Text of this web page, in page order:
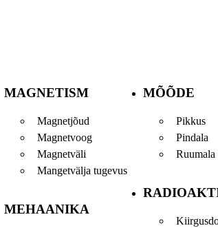
MAGNETISM
Magnetjõud
Magnetvoog
Magnetväli
Mangetvälja tugevus
MEHAANIKA
MÕÕDE
Pikkus
Pindala
Ruumala